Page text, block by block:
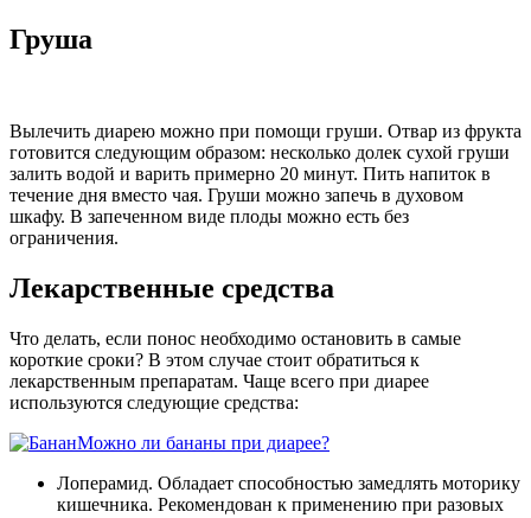
Груша
Вылечить диарею можно при помощи груши. Отвар из фрукта
готовится следующим образом: несколько долек сухой груши
залить водой и варить примерно 20 минут. Пить напиток в
течение дня вместо чая. Груши можно запечь в духовом
шкафу. В запеченном виде плоды можно есть без
ограничения.
Лекарственные средства
Что делать, если понос необходимо остановить в самые
короткие сроки? В этом случае стоит обратиться к
лекарственным препаратам. Чаще всего при диарее
используются следующие средства:
Можно ли бананы при диарее?
Лоперамид. Обладает способностью замедлять моторику
кишечника. Рекомендован к применению при разовых